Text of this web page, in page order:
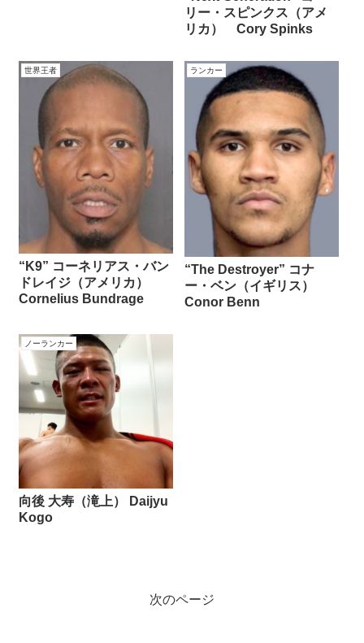
リー・スピンクス（アメ
リカ） Cory Spinks
世界王者
“K9” コーネリアス・バン
ドレイジ（アメリカ）
Cornelius Bundrage
ランカー
“The Destroyer” コナ
ー・ベン（イギリス）
Conor Benn
ノーランカー
向後 大寿（滝上） Daijyu
Kogo
次のページ